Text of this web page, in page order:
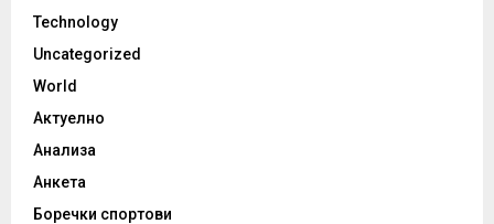
Technology
Uncategorized
World
Актуелно
Анализа
Анкета
Боречки спортови